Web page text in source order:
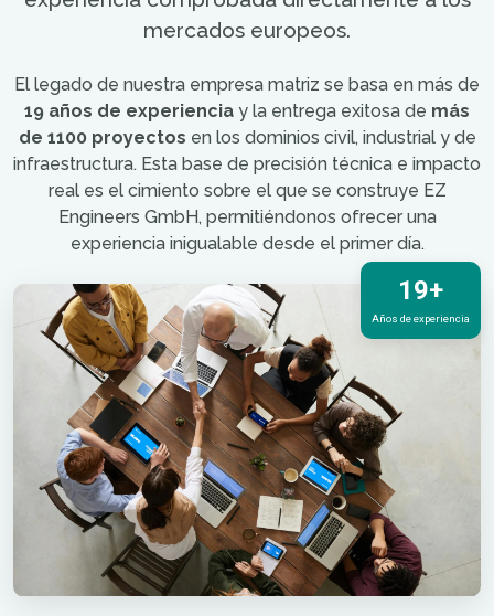
mercados europeos.
El legado de nuestra empresa matriz se basa en más de
19 años de experiencia y la entrega exitosa de más
de 1100 proyectos en los dominios civil, industrial y de
infraestructura. Esta base de precisión técnica e impacto
real es el cimiento sobre el que se construye EZ
Engineers GmbH, permitiéndonos ofrecer una
experiencia inigualable desde el primer día.
19+
Años de experiencia